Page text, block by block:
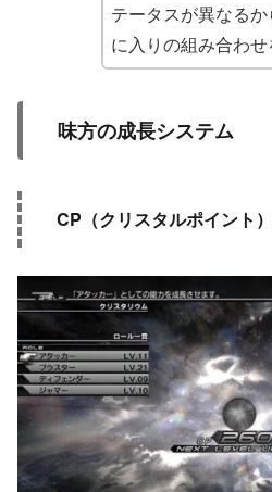
テータスが異なる
に入りの組み合わせ
味方の成長システム
CP（クリスタルポイント